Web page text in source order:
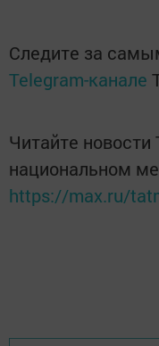
Следите за
Telegram-канале
Читайте новости
национальном
https://max.ru/